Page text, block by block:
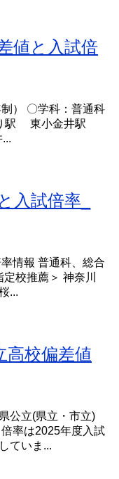
値と入試倍
） 〇学科：普通科
駅 東小金井駅
入試倍率_
情報 普通科、総合
校推薦＞ 神奈川
...
高校偏差値
公立(県立・市立)
率は2025年度入試
ていま...